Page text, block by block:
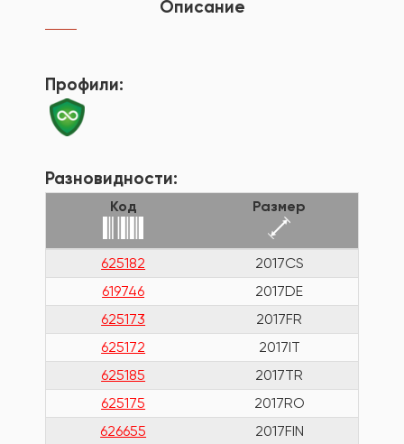
Описание
Профили:
Разновидности:
Код Размер
625182
2017CS
619746
2017DE
625173
2017FR
625172
2017IT
625185
2017TR
625175
2017RO
626655
2017FIN